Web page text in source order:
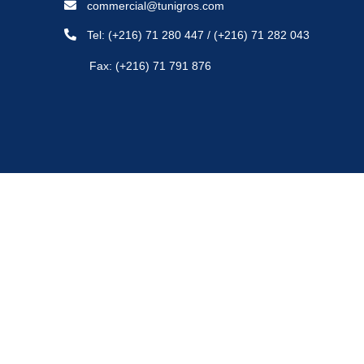
commercial@tunigros.com
Tel: (+216) 71 280 447 / (+216) 71 282 043
Fax: (+216) 71 791 876